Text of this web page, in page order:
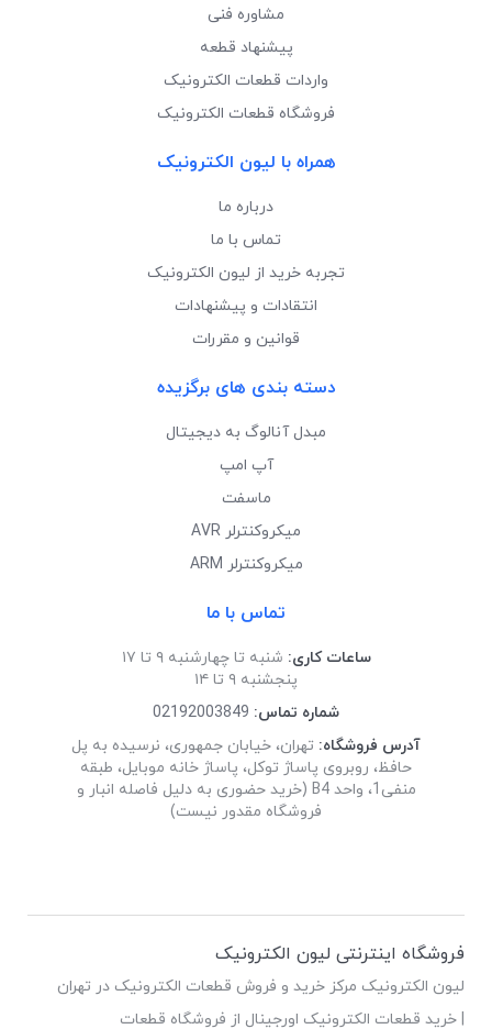
مشاوره فنی
پیشنهاد قطعه
واردات قطعات الکترونیک
فروشگاه قطعات الکترونیک
همراه با لیون الکترونیک
درباره ما
تماس با ما
تجربه خرید از لیون الکترونیک
انتقادات و پیشنهادات
قوانین و مقررات
دسته بندی های برگزیده
مبدل آنالوگ به دیجیتال
آپ امپ
ماسفت
میکروکنترلر AVR
میکروکنترلر ARM
تماس با ما
ساعات کاری: شنبه تا چهارشنبه ۹ تا ۱۷
پنجشنبه ۹ تا ۱۴
شماره تماس: 02192003849
آدرس فروشگاه: تهران، خیابان جمهوری، نرسیده به پل
حافظ، روبروی پاساژ توکل، پاساژ خانه موبایل، طبقه
منفی1، واحد B4 (خرید حضوری به دلیل فاصله انبار و
فروشگاه مقدور نیست)
فروشگاه اینترنتی لیون الکترونیک
لیون الکترونیک مرکز خرید و فروش قطعات الکترونیک در تهران
| خرید قطعات الکترونیک اورجینال از فروشگاه قطعات